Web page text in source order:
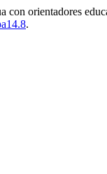
con orientadores
.